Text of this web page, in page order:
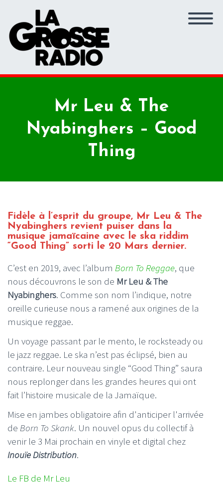
Mr Leu & The
Nyabinghers – Good
Thing
Fidèle à l’esprit du groupe, Mr Leu & The
Nyabinghers revient puiser dans la
musique jamaïcaine avec le ska riddim
“Good Thing” sorti le 20 Mars dernier.
C’est en 2019, avec l’album Born To Reggae, que
nous découvrons le son de Mr Leu & The
Nyabinghers. Comme son nom l’indique, notre
oreille curieuse nous a ramené aux origines de la
musique reggae.
Un voyage passant par le mento, le rocksteady ou
le jazz reggae. Le ska n’est pas éclipsé, bien au
contraire. Leur nouveau single “Good Thing” saura
nous replonger dans les grandes heures qui ont
fait l’histoire musicale de la Jamaïque.
Mise en jambes obligatoire afin d'anticiper l'arrivée
de Born To Skank. Un nouvel opus du collectif à
venir le 3 Mai prochain en vinyle et digital chez
Inouïe Distribution.
Le FB de Mr Leu